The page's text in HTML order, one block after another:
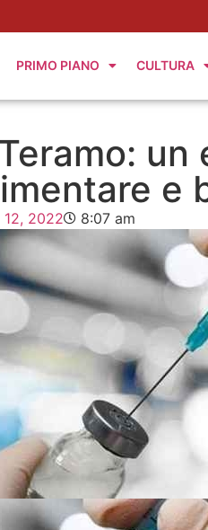
PRIMO PIANO CULTURA
un
e
2022 8:07 am